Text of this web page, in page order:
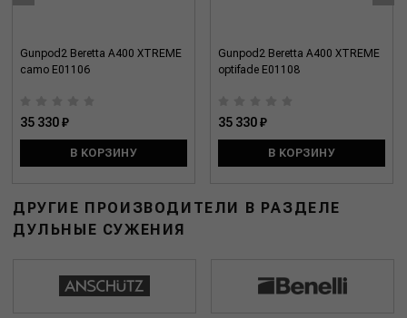
Gunpod2 Beretta A400 XTREME
camo E01106
35 330 ₽
В КОРЗИНУ
Gunpod2 Beretta A400 XTREME
optifade E01108
35 330 ₽
В КОРЗИНУ
ДРУГИЕ ПРОИЗВОДИТЕЛИ В РАЗДЕЛЕ
ДУЛЬНЫЕ СУЖЕНИЯ